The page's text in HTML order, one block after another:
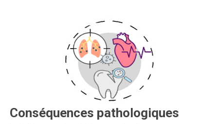
Conséquences pathologiques